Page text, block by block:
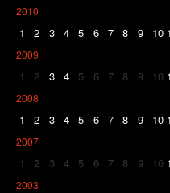
2010
1 2 3 4 5 6 7 8 9 10
2009
1 2 3 4 5 6 7 8 9 10
2008
1 2 3 4 5 6 7 8 9 10
2007
1 2 3 4 5 6 7 8 9 10
2003